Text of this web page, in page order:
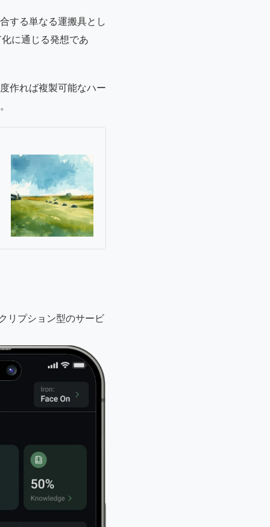
する単なる運搬具とし
に通じる発想であ
作れば複製可能なハー
リプション型のサービ